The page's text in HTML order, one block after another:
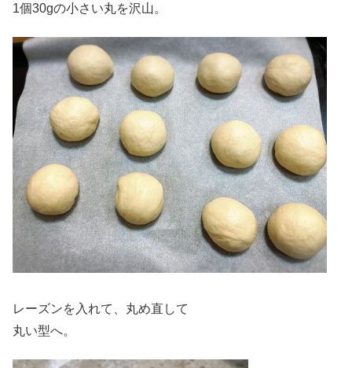
1個30gの小さい丸を沢山。
レーズンを入れて、丸め直して
丸い型へ。